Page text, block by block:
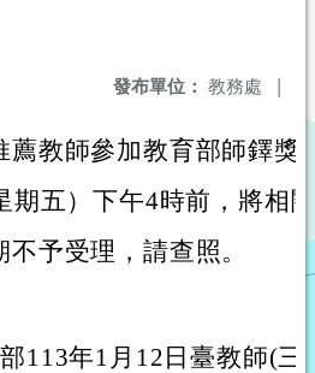
發布單位： 教務處 |
薦教師參加教育部師鐸獎
期五）下午4時前，將相
予受理，請查照。
113年1月12日臺教師(三